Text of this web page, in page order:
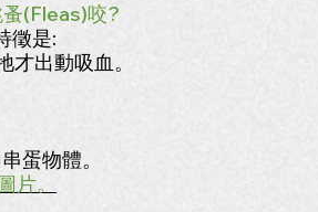
(Fleas)咬?
徵是:
出動吸血。
蛋物體。
片。